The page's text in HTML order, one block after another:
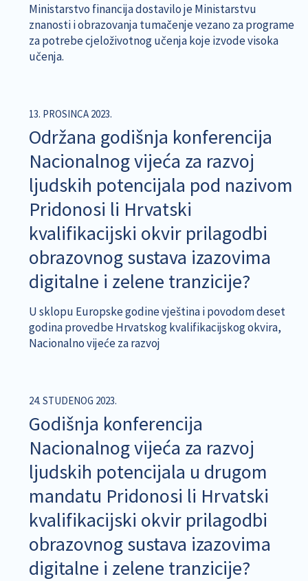
Ministarstvo financija dostavilo je Ministarstvu
znanosti i obrazovanja tumačenje vezano za programe
za potrebe cjeloživotnog učenja koje izvode visoka
učenja.
13. PROSINCA 2023.
Održana godišnja konferencija
Nacionalnog vijeća za razvoj
ljudskih potencijala pod nazivom
Pridonosi li Hrvatski
kvalifikacijski okvir prilagodbi
obrazovnog sustava izazovima
digitalne i zelene tranzicije?
U sklopu Europske godine vještina i povodom deset
godina provedbe Hrvatskog kvalifikacijskog okvira,
Nacionalno vijeće za razvoj
24. STUDENOG 2023.
Godišnja konferencija
Nacionalnog vijeća za razvoj
ljudskih potencijala u drugom
mandatu Pridonosi li Hrvatski
kvalifikacijski okvir prilagodbi
obrazovnog sustava izazovima
digitalne i zelene tranzicije?